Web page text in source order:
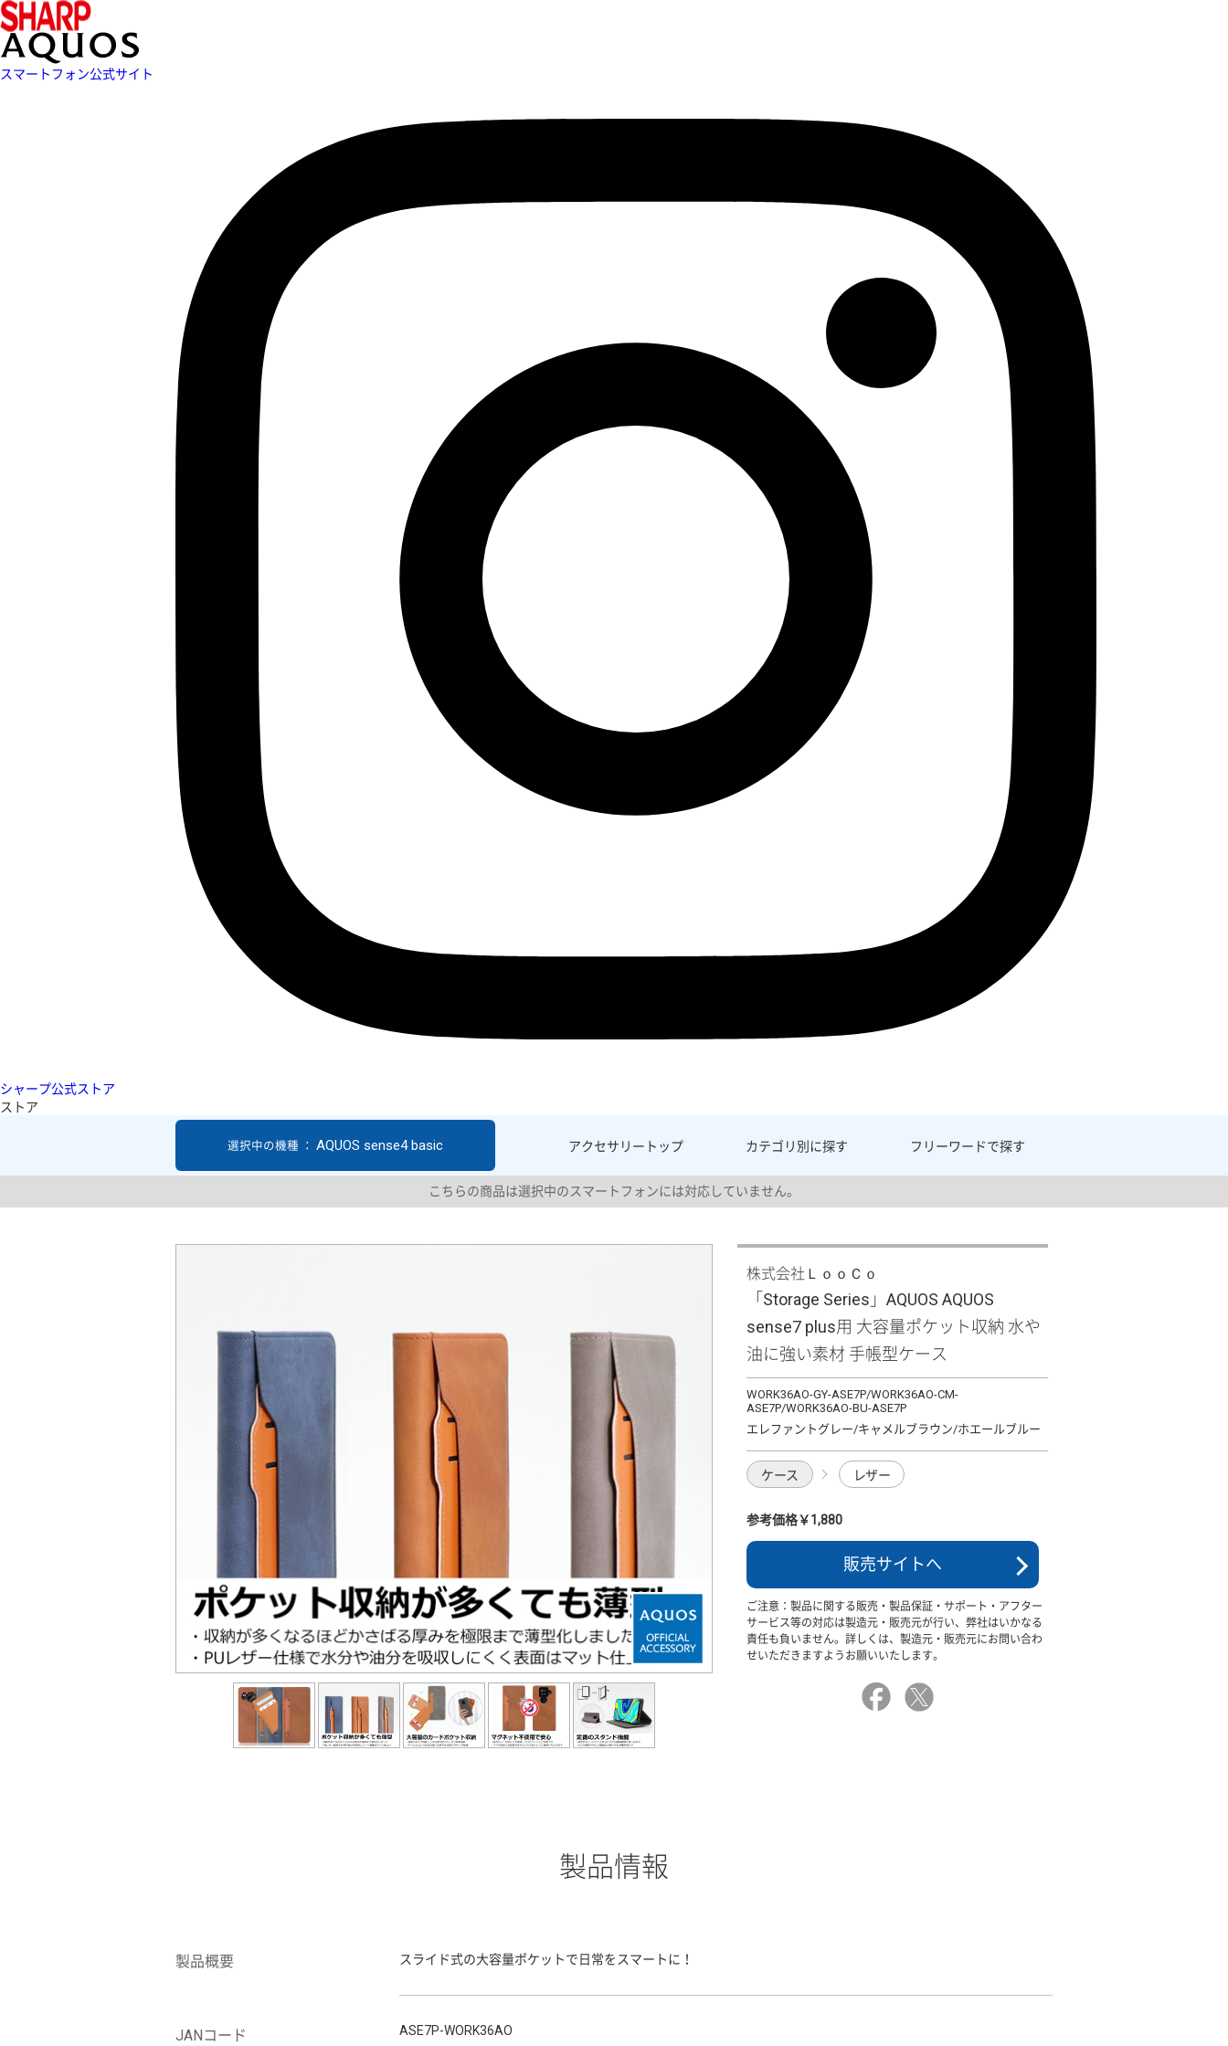
スマートフォン公式サイト
シャープ公式ストア
ストア
アクセサリー トップ カテゴリ別に探す フリーワードで探す
選択中の機種 ： AQUOS sense4 basic
こちらの商品は選択中のスマートフォンには対応していません。
株式会社ＬｏｏＣｏ
「Storage Series」AQUOS AQUOS
sense7 plus用 大容量ポケット収納 水や
油に強い素材 手帳型ケース
WORK36AO-GY-ASE7P/WORK36AO-CM-
ASE7P/WORK36AO-BU-ASE7P
エレファントグレー/キャメルブラウン/ホエールブルー
ケース レザー
参考価格￥1,880
販売サイトへ
ご注意：製品に関する販売・製品保証・サポート・アフター
サービス等の対応は製造元・販売元が行い、弊社はいかなる
責任も負いません。詳しくは、製造元・販売元にお問い合わ
せいただきますようお願いいたします。
製品情報
製品概要 スライド式の大容量ポケットで日常をスマートに！
JANコード ASE7P-WORK36AO